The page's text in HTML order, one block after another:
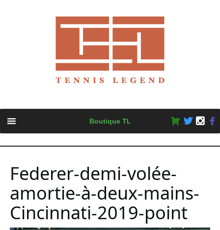
content
Boutique TL
Federer-demi-volée-
amortie-à-deux-mains-
Cincinnati-2019-point